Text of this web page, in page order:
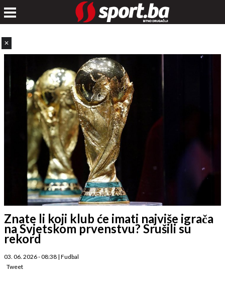
✕
Znate li koji klub će imati najviše igrača
na Svjetskom prvenstvu? Srušili su
rekord
03. 06. 2026 - 08:38 | Fudbal
Tweet